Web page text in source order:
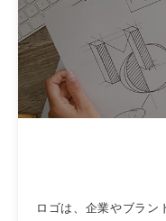
ロゴは、企業やブラン